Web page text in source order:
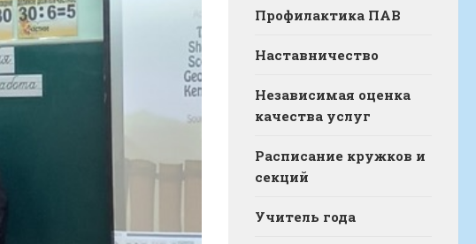
Профилактика ПАВ
Наставничество
Независимая оценка
качества услуг
Расписание кружков и
секций
Учитель года